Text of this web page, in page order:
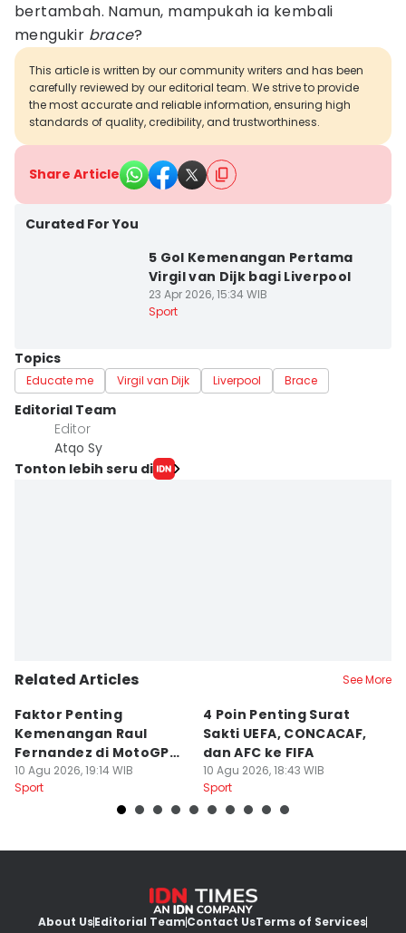
bertambah. Namun, mampukah ia kembali
mengukir brace?
This article is written by our community writers and has been
carefully reviewed by our editorial team. We strive to provide
the most accurate and reliable information, ensuring high
standards of quality, credibility, and trustworthiness.
Share Article
Curated For You
5 Gol Kemenangan Pertama
Virgil van Dijk bagi Liverpool
23 Apr 2026, 15:34 WIB
Sport
Topics
Educate me Virgil van Dijk Liverpool Brace
Editorial Team
Editor
Atqo Sy
Tonton lebih seru di
Related Articles See More
Faktor Penting
Kemenangan Raul
Fernandez di MotoGP
Inggris 2026
10 Agu 2026, 19:14 WIB
Sport
4 Poin Penting Surat
Sakti UEFA, CONCACAF,
dan AFC ke FIFA
10 Agu 2026, 18:43 WIB
Sport
About UsEditorial TeamContact UsTerms of Services